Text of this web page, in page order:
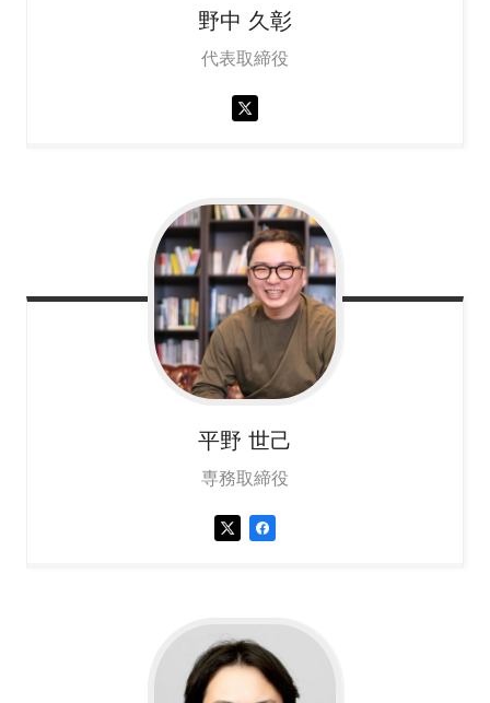
野中 久彰
代表取締役
平野 世己
専務取締役